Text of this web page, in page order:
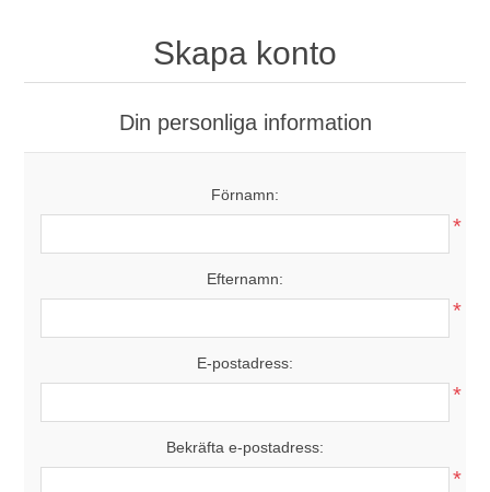
Skapa konto
Din personliga information
Förnamn:
*
Efternamn:
*
E-postadress:
*
Bekräfta e-postadress:
*